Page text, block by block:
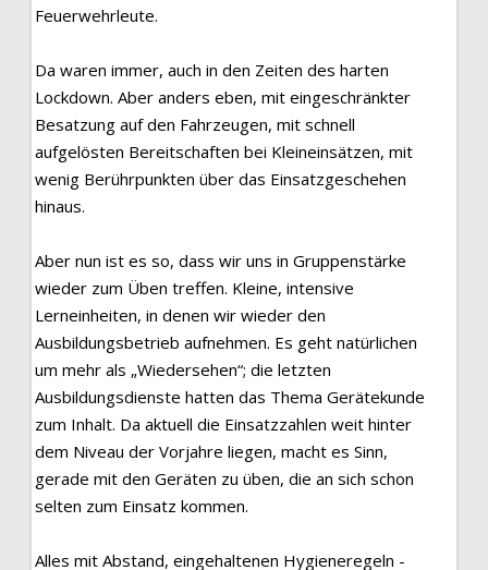
Feuerwehrleute.
Da waren immer, auch in den Zeiten des harten
Lockdown. Aber anders eben, mit eingeschränkter
Besatzung auf den Fahrzeugen, mit schnell
aufgelösten Bereitschaften bei Kleineinsätzen, mit
wenig Berührpunkten über das Einsatzgeschehen
hinaus.
Aber nun ist es so, dass wir uns in Gruppenstärke
wieder zum Üben treffen. Kleine, intensive
Lerneinheiten, in denen wir wieder den
Ausbildungsbetrieb aufnehmen. Es geht natürlichen
um mehr als „Wiedersehen“; die letzten
Ausbildungsdienste hatten das Thema Gerätekunde
zum Inhalt. Da aktuell die Einsatzzahlen weit hinter
dem Niveau der Vorjahre liegen, macht es Sinn,
gerade mit den Geräten zu üben, die an sich schon
selten zum Einsatz kommen.
Alles mit Abstand, eingehaltenen Hygieneregeln -